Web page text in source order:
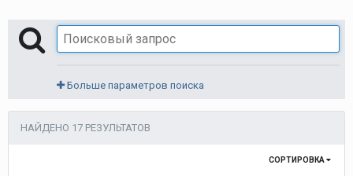
Больше параметров поиска
НАЙДЕНО 17 РЕЗУЛЬТАТОВ
СОРТИРОВКА